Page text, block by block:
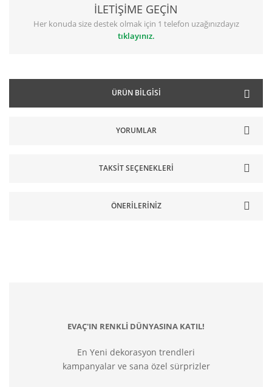
İLETİŞİME GEÇİN
Her konuda size destek olmak için 1 telefon uzağınızdayız
tıklayınız.
ÜRÜN BILGISI
YORUMLAR
TAKSIT SEÇENEKLERI
ÖNERILERINIZ
EVAÇ'IN RENKLİ DÜNYASINA KATIL!
En Yeni dekorasyon trendleri
kampanyalar ve sana özel sürprizler